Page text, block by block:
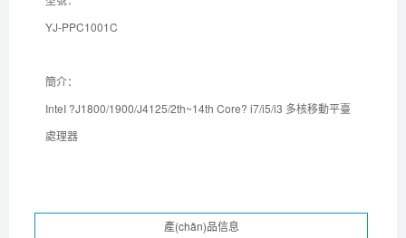
YJ-PPC1001C
簡介：
InteI ?J1800/1900/J4125/2th~14th Core? i7/i5/i3 多核移動平臺
處理器